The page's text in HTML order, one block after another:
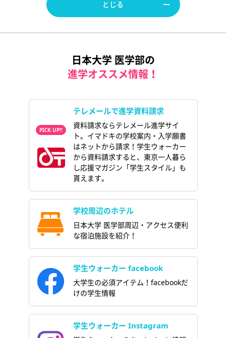
とじる
日本大学 医学部の
進学オススメ情報！
テレメールで進学資料請求
資料請求ならテレメール進学サイ
ト。イマドキの学校案内・入学願書
はネットから請求！学生ウォーカー
から資料請求すると、東京一人暮ら
し応援マガジン「学生スタイル」も
貰えます。
学校周辺のホテル
日本大学 医学部周辺・アクセス便利
な宿泊施設を紹介！
学生ウォーカー facebook
大学生の必須アイテム！facebookだ
けの学生情報
学生ウォーカー Instagram